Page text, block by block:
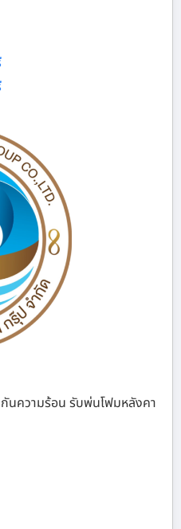
ความร้อน รับพ่นโฟมหลังคา